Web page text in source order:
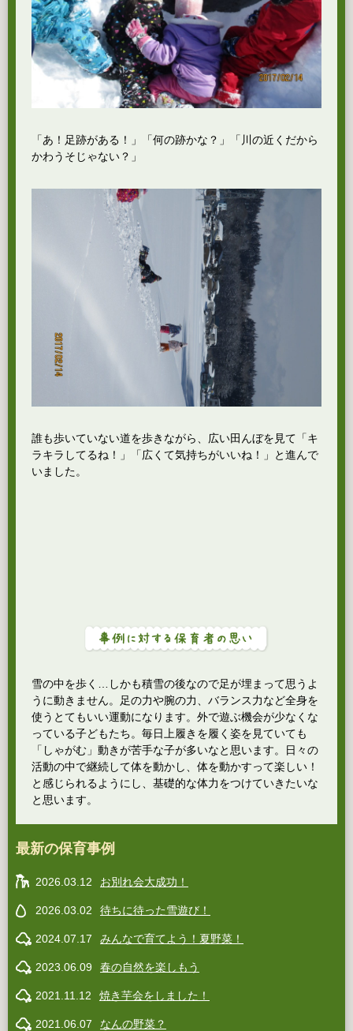
「あ！足跡がある！」「何の跡かな？」「川の近くだから
かわうそじゃない？」
誰も歩いていない道を歩きながら、広い田んぼを見て「キ
ラキラしてるね！」「広くて気持ちがいいね！」と進んで
いました。
雪の中を歩く…しかも積雪の後なので足が埋まって思うよ
うに動きません。足の力や腕の力、バランス力など全身を
使うとてもいい運動になります。外で遊ぶ機会が少なくな
っている子どもたち。毎日上履きを履く姿を見ていても
「しゃがむ」動きが苦手な子が多いなと思います。日々の
活動の中で継続して体を動かし、体を動かすって楽しい！
と感じられるようにし、基礎的な体力をつけていきたいな
と思います。
最新の保育事例
2026.03.12 お別れ会大成功！
2026.03.02 待ちに待った雪遊び！
2024.07.17 みんなで育てよう！夏野菜！
2023.06.09 春の自然を楽しもう
2021.11.12 焼き芋会をしました！
2021.06.07 なんの野菜？